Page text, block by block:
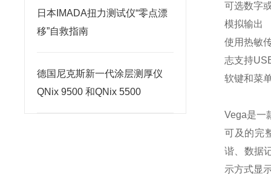
日本IMADA扭力测试仪“零点漂
移”自救指南
德国尼克斯新一代涂层测厚仪
QNix 9500 和QNix 5500
可选数字
模拟输出
使用热敏
志支持
软键和菜
Vega是一
可及的完
谐、数据
示方式显